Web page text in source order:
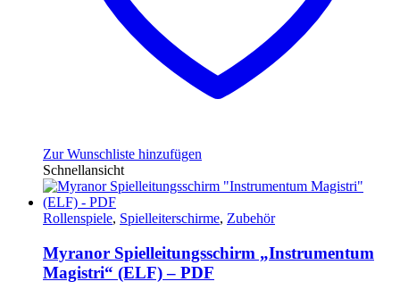
Zur Wunschliste hinzufügen
Schnellansicht
Rollenspiele, Spielleiterschirme, Zubehör
Myranor Spielleitungsschirm „Instrumentum
Magistri“ (ELF) – PDF